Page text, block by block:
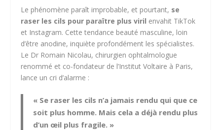
Le phénomène paraît improbable, et pourtant, se
raser les cils pour paraître plus viril envahit TikTok
et Instagram. Cette tendance beauté masculine, loin
d’être anodine, inquiète profondément les spécialistes.
Le Dr Romain Nicolau, chirurgien ophtalmologue
renommé et co-fondateur de l’Institut Voltaire à Paris,
lance un cri d’alarme :
« Se raser les cils n’a jamais rendu qui que ce
soit plus homme. Mais cela a déjà rendu plus
d’un œil plus fragile. »